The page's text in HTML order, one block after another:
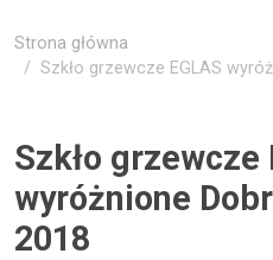
Strona główna
Szkło grzewcze EGLAS
Szkło grzewcze
wyróżnione
2018